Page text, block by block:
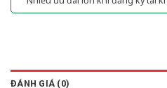
ĐÁNH GIÁ (0)